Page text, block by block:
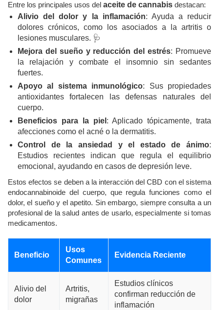
Entre los principales usos del aceite de cannabis destacan:
Alivio del dolor y la inflamación: Ayuda a reducir
dolores crónicos, como los asociados a la artritis o
lesiones musculares. 🩺
Mejora del sueño y reducción del estrés: Promueve
la relajación y combate el insomnio sin sedantes
fuertes.
Apoyo al sistema inmunológico: Sus propiedades
antioxidantes fortalecen las defensas naturales del
cuerpo.
Beneficios para la piel : Aplicado tópicamente, trata
afecciones como el acné o la dermatitis.
Control de la ansiedad y el estado de ánimo:
Estudios recientes indican que regula el equilibrio
emocional, ayudando en casos de depresión leve.
Estos efectos se deben a la interacción del CBD con el sistema
endocannabinoide del cuerpo, que regula funciones como el
dolor, el sueño y el apetito. Sin embargo, siempre consulta a un
profesional de la salud antes de usarlo, especialmente si tomas
medicamentos.
Beneficio
Usos
Comunes
Evidencia Reciente
Alivio del
dolor
Artritis,
migrañas
Estudios clínicos
confirman reducción de
inflamación